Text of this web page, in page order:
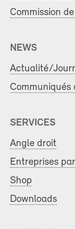
Commission
NEWS
Actualité/
Communiqués
SERVICES
Angle droit
Entreprises
Shop
Downloads